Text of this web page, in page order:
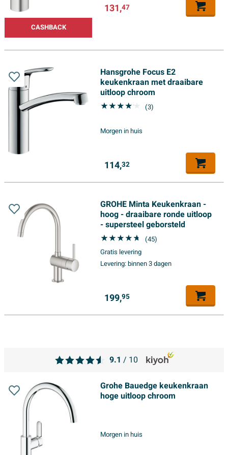
CASHBACK
131,47
Hansgrohe Focus E2
keukenkraan met draaibare
uitloop chroom
(3)
Morgen in huis
114,32
GROHE Minta Keukenkraan -
hoog - draaibare ronde uitloop
- supersteel geborsteld
(45)
Gratis levering
Levering:binnen 3 dagen
199,95
Grohe Bauedge keukenkraan
hoge uitloop chroom
Morgen in huis
9.1 / 10